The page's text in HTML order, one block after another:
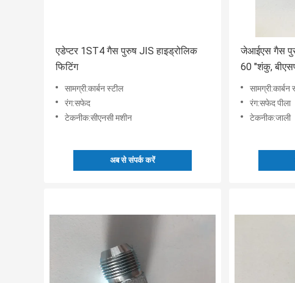
एडेप्टर 1ST4 गैस पुरुष JIS हाइड्रोलिक
फिटिंग
सामग्री:कार्बन स्टील
रंग:सफेद
टेकनीक:सीएनसी मशीन
अब से संपर्क करें
जेआईएस गैस
60 "शंकु,
सामग्री:कार्बन
रंग:सफेद पीला
टेकनीक:जाली